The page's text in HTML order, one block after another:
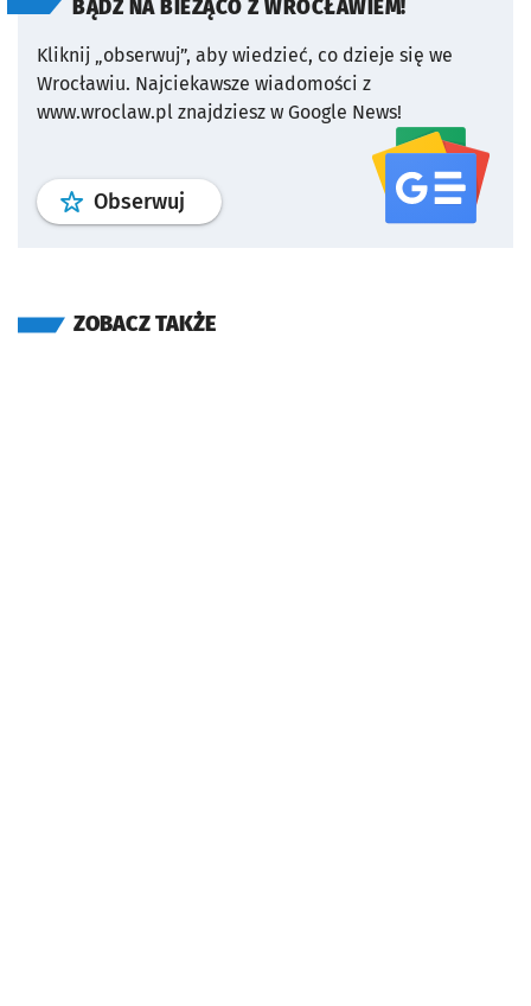
BĄDŹ NA BIEŻĄCO Z WROCŁAWIEM!
Kliknij „obserwuj”, aby wiedzieć, co dzieje się we
Wrocławiu. Najciekawsze wiadomości z
www.wroclaw.pl znajdziesz w Google News!
Obserwuj profil serwisu
ZOBACZ TAKŻE